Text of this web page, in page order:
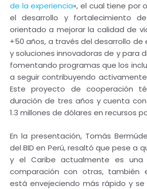
de la experiencia​«, el cual tiene por
el desarrollo y fortalecimiento
orientado a mejorar la calidad de
+50 años, a través del desarrollo
y soluciones innovadoras de y para
fomentando programas que los
a seguir contribuyendo
Este proyecto de cooperación
duración de tres años y cuenta
1.3 millones de dólares en recursos
En la presentación, Tomás
del BID en Perú, resaltó que pese a
y el Caribe actualmente es una
comparación con otras, también
está envejec​iendo más rápido y